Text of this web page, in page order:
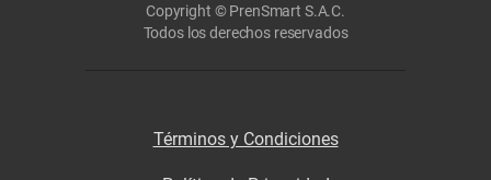
Copyright © PrenSmart S.A.C.
Todos los derechos reservados
Términos y Condiciones